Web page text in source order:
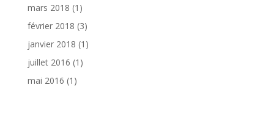
mars 2018 (1)
février 2018 (3)
janvier 2018 (1)
juillet 2016 (1)
mai 2016 (1)